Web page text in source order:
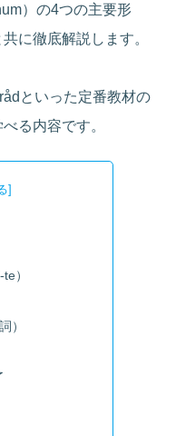
）の4つの主要形
に徹底解説します。
といった定番教材の
る内容です。
）
）